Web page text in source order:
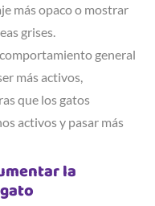
más opaco o mostrar
grises.
general
más activos,
que los gatos
activos y pasar más
la